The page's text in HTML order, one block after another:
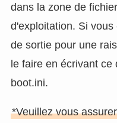
dans la zone de
d'exploitation. Si
de sortie pour une
le faire en écrivant ce
boot.ini.
*Veuillez vous